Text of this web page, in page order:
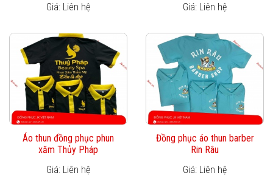
Giá: Liên hệ
Giá: Liên hệ
Áo thun đồng phục phun
xăm Thủy Pháp
Giá: Liên hệ
Đồng phục áo thun barber
Rin Râu
Giá: Liên hệ